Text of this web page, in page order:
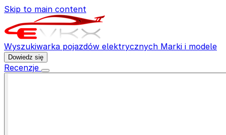
Skip to main content
Wyszukiwarka pojazdów elektrycznych Marki i modele
Dowiedz się
Recenzje